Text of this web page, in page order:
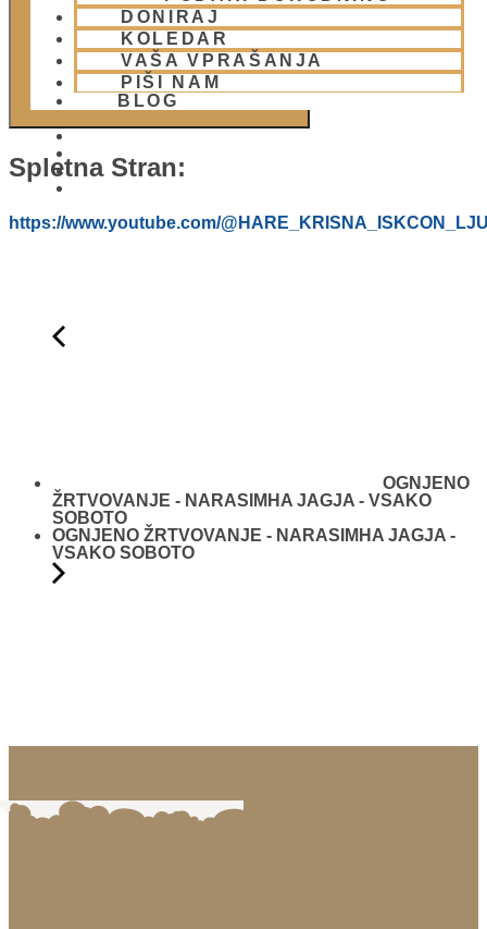
DONIRAJ
KOLEDAR
VAŠA VPRAŠANJA
PIŠI NAM
BLOG
Spletna Stran:
https://www.youtube.com/
OGNJENO
ŽRTVOVANJE - NARASIMHA JAGJA - VSAKO
SOBOTO
OGNJENO ŽRTVOVANJE - NARASIMHA JAGJA -
VSAKO SOBOTO